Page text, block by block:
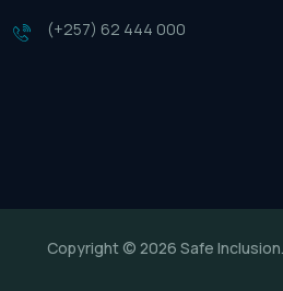
(+257) 62 444 000
Copyright © 2026 Safe